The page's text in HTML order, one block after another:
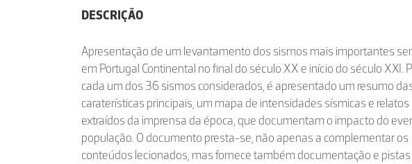
DESCRIÇÃO
Apresentação de um levantamento dos sismos mais importantes
em Portugal Continental no final do século XX e início do século XXI.
cada um dos 36 sismos considerados, é apresentado um resumo
caraterísticas principais, um mapa de intensidades sísmicas e relatos
extraídos da imprensa da época, que documentam o impacto do
população. O documento presta-se, não apenas a complementar os
conteúdos lecionados, mas fornece também documentação e pistas